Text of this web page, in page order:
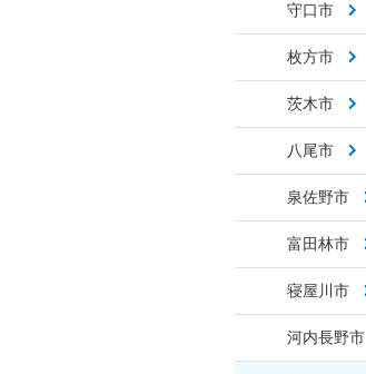
守口市
枚方市
茨木市
八尾市
泉佐野市
富田林市
寝屋川市
河内長野市